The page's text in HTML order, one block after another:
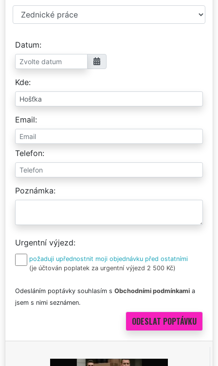
Datum
Kde
Email
Telefon
Poznámka
Urgentní výjezd
požaduji upřednostnit moji objednávku před ostatními
(je účtován poplatek za urgentní výjezd 2 500 Kč)
Odesláním poptávky souhlasím s Obchodními podmínkami a
jsem s nimi seznámen.